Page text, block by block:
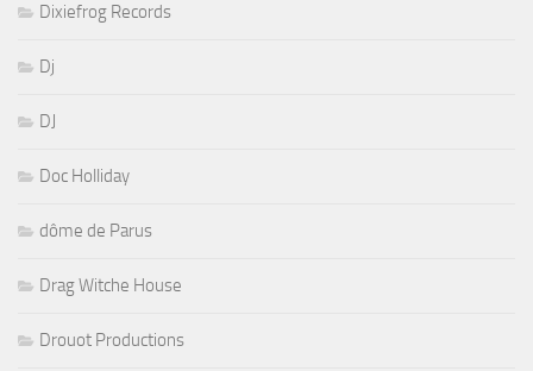
Dixiefrog Records
Dj
DJ
Doc Holliday
dôme de Parus
Drag Witche House
Drouot Productions